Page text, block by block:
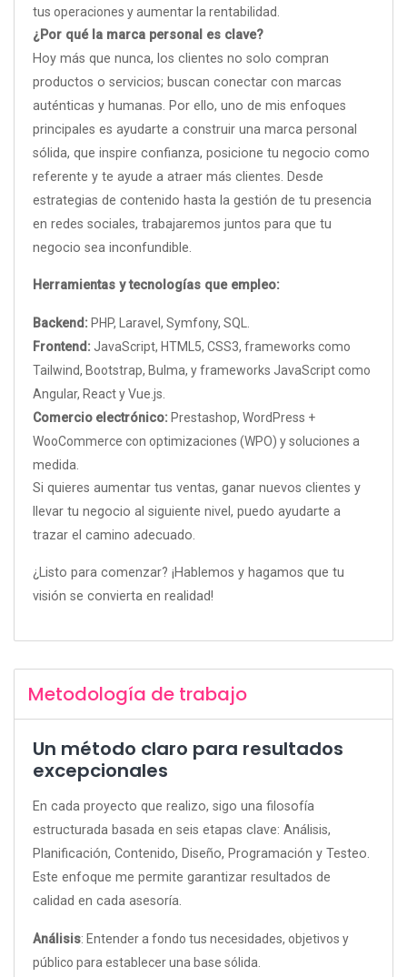
tus operaciones y aumentar la rentabilidad.
¿Por qué la marca personal es clave?
Hoy más que nunca, los clientes no solo compran
productos o servicios; buscan conectar con marcas
auténticas y humanas. Por ello, uno de mis enfoques
principales es ayudarte a construir una marca personal
sólida, que inspire confianza, posicione tu negocio como
referente y te ayude a atraer más clientes. Desde
estrategias de contenido hasta la gestión de tu presencia
en redes sociales, trabajaremos juntos para que tu
negocio sea inconfundible.
Herramientas y tecnologías que empleo:
Backend: PHP, Laravel, Symfony, SQL.
Frontend: JavaScript, HTML5, CSS3, frameworks como
Tailwind, Bootstrap, Bulma, y frameworks JavaScript como
Angular, React y Vue.js.
Comercio electrónico: Prestashop, WordPress +
WooCommerce con optimizaciones (WPO) y soluciones a
medida.
Si quieres aumentar tus ventas, ganar nuevos clientes y
llevar tu negocio al siguiente nivel, puedo ayudarte a
trazar el camino adecuado.
¿Listo para comenzar? ¡Hablemos y hagamos que tu
visión se convierta en realidad!
Metodología de trabajo
Un método claro para resultados
excepcionales
En cada proyecto que realizo, sigo una filosofía
estructurada basada en seis etapas clave: Análisis,
Planificación, Contenido, Diseño, Programación y Testeo.
Este enfoque me permite garantizar resultados de
calidad en cada asesoría.
Análisis: Entender a fondo tus necesidades, objetivos y
público para establecer una base sólida.